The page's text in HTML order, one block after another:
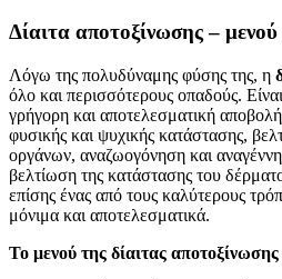
Δίαιτα αποτοξίνωσης – μενού
Λόγω της πολυδύναμης φύσης της, η
όλο και περισσότερους οπαδούς.
γρήγορη και αποτελεσματική
φυσικής και ψυχικής κατάστασης,
οργάνων, αναζωογόνηση και
βελτίωση της κατάστασης του
επίσης ένας από τους καλύτερους
μόνιμα και αποτελεσματικά.
Το μενού της δίαιτας